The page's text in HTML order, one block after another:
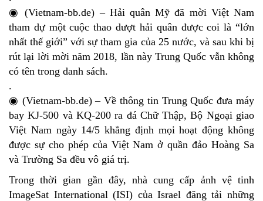
◉ (Vietnam-bb.de) – Hải quân Mỹ đã mời Việt Nam
tham dự một cuộc thao dượt hải quân được coi là “lớn
nhất thế giới” với sự tham gia của 25 nước, và sau khi bị
rút lại lời mời năm 2018, lần này Trung Quốc vẫn không
có tên trong danh sách.
.
◉ (Vietnam-bb.de) – Về thông tin Trung Quốc đưa máy
bay KJ-500 và KQ-200 ra đá Chữ Thập, Bộ Ngoại giao
Việt Nam ngày 14/5 khẳng định mọi hoạt động không
được sự cho phép của Việt Nam ở quần đảo Hoàng Sa
và Trường Sa đều vô giá trị.
Trong thời gian gần đây, nhà cung cấp ảnh vệ tinh
ImageSat International (ISI) của Israel đăng tải những